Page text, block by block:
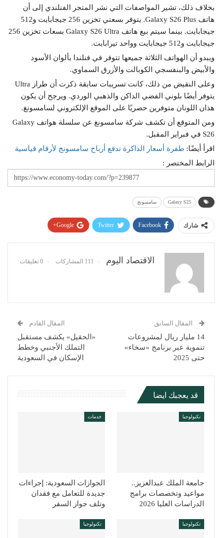
بخلاف ذلك، تشير المواصفات التي نشر المتجر الفنلندي إلى أن
هاتف Galaxy S26 Plus. يتوفر بسعتي تخزين 256 جيجابايت و512
جيجابايت. بينما سيتم بيع هاتف Galaxy S26 Ultra بسعات تخزين 256
جيجابايت و512 جيجابايت وواحد تيرابايت.
ويبدو أن الهواتف الثلاثة جميعها تتوفر في فنلندا بألوان الأسود
والأبيض والبنفسجي الكوبالت والأزرق السماوي.
وعلى النقيض من ذلك، كانت تسريبات سابقة ذكرت أن طراز Ultra
يتوفر أيضًا بلوني الفضي الداكن والذهبي الوردي. ويرجح أن يكون
هذان اللونان متوفرين حصريًا على الموقع الإلكتروني لسامسونغ.
ومن المتوقع أن تكشف شركة سامسونغ عن سلسلة هواتف Galaxy
S26 في فبراير المقبل.
اقرأ أيضًا: طفرة أسعار الذاكرة تدفع أرباح سامسونج لأرقام قياسية
الرابط المختصر :
Galaxy S25 سامسونج
شارك Facebook
Twitter
Google+
الاقتصاد اليوم 111 المشاركات 0 تعليقات
المقال السابق
14 مليار ريال لمشروعات
تنموية عبر برنامج «سخاء»
حتى 2025
المقال القادم
«الحقيل» يكشف مستقبل
التملك الأجنبي وخطط
الإسكان في السعودية
قد يعجبك ايضا
تكنولوجيا
جامعة الملك عبدالعزيز..
مواعيد وتخصصات برامج
الدراسات العليا 2026
خدمات
الجوازات السعودية: إجراءات
جديدة للتعامل مع فقدان
وتلف جواز السفر
تكنولوجيا تكنولوجيا